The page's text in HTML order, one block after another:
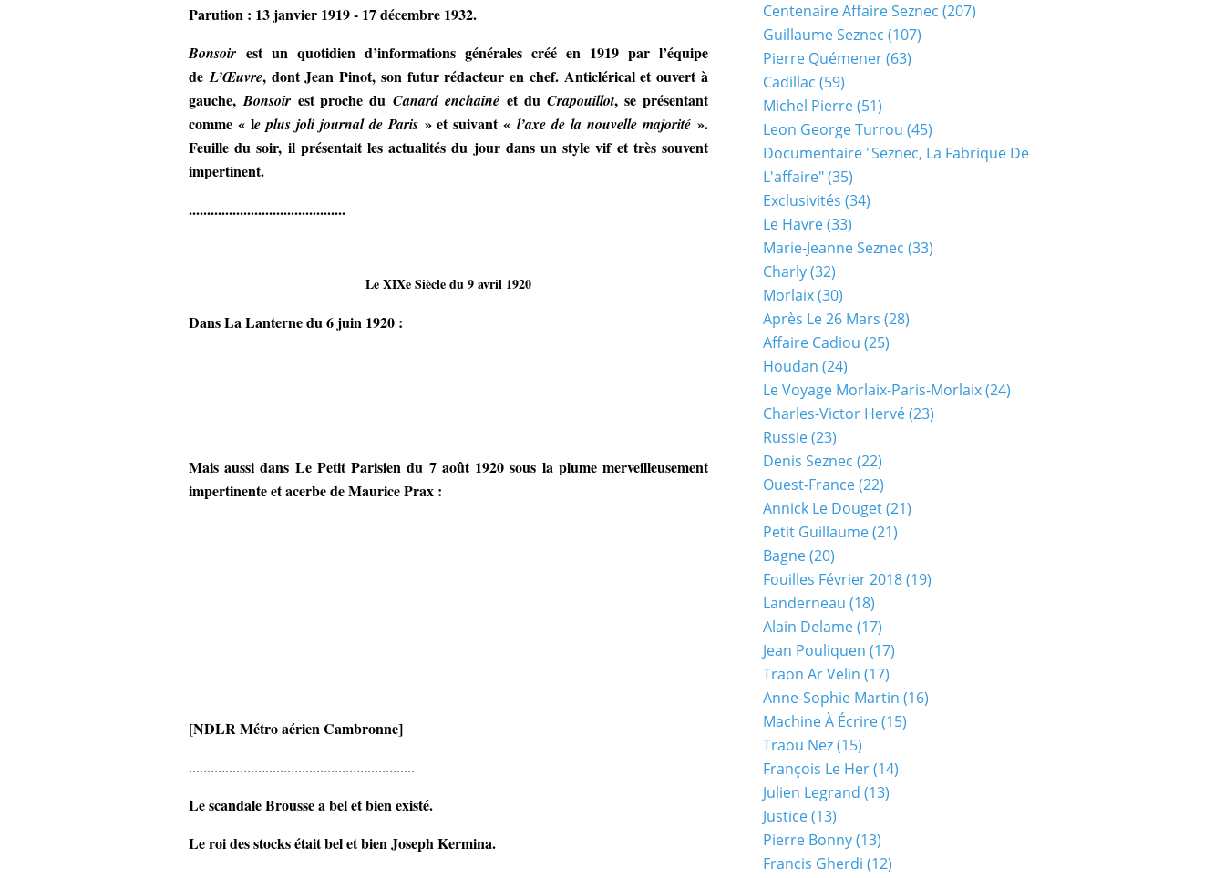
Parution : 13 janvier 1919 - 17 décembre 1932.
Bonsoir est un quotidien d’informations générales créé en 1919 par l’équipe
deL’Œuvre, dont Jean Pinot, son futur rédacteur en chef. Anticlérical et ouvert à
gauche,Bonsoirest proche duCanard enchaînéet duCrapouillot, se présentant
comme « le plus joli journal de Paris» et suivant «l’axe de la nouvelle majorité ».
Feuille du soir, il présentait les actualités du jour dans un style vif et très souvent
impertinent.
...........................................
Le XIXe Siècle du 9 avril 1920
Dans La Lanterne du 6 juin 1920 :
Mais aussi dans Le Petit Parisien du 7 août 1920 sous la plume merveilleusement
impertinente et acerbe de Maurice Prax :
[NDLR Métro aérien Cambronne]
..............................................................
Le scandale Brousse a bel et bien existé.
Le roi des stocks était bel et bien Joseph Kermina.
Centenaire Affaire Seznec (207)
Guillaume Seznec (107)
Pierre Quémener(63)
Cadillac (59)
Michel Pierre(51)
Leon George Turrou (45)
Documentaire "seznec, La Fabrique De
L'affaire"(35)
Exclusivités (34)
Le Havre(33)
Marie-Jeanne Seznec (33)
Charly(32)
Morlaix(30)
Après Le 26 Mars (28)
Affaire Cadiou (25)
Houdan (24)
Le Voyage Morlaix-Paris-Morlaix(24)
Charles-Victor Hervé(23)
Russie(23)
Denis Seznec (22)
Ouest-France(22)
Annick Le Douget(21)
Petit Guillaume(21)
Bagne(20)
Fouilles Février 2018(19)
Landerneau (18)
Alain Delame(17)
Jean Pouliquen (17)
Traon Ar Velin (17)
Anne-Sophie Martin (16)
Machine À Écrire(15)
Traou Nez(15)
François Le Her(14)
Julien Legrand (13)
Justice(13)
Pierre Bonny(13)
Francis Gherdi (12)